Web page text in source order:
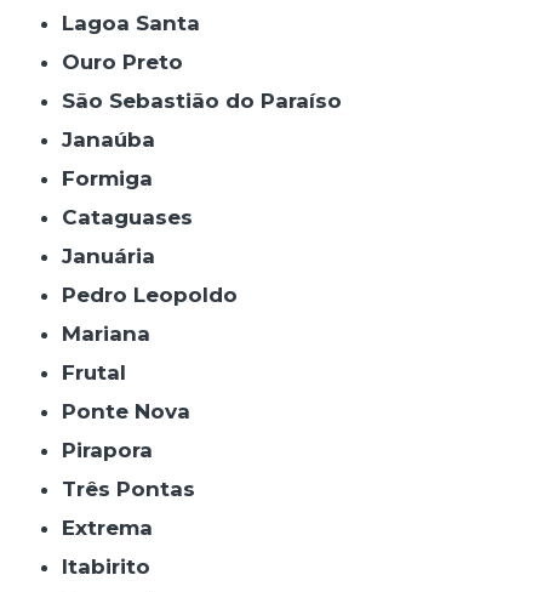
Lagoa Santa
Ouro Preto
São Sebastião do Paraíso
Janaúba
Formiga
Cataguases
Januária
Pedro Leopoldo
Mariana
Frutal
Ponte Nova
Pirapora
Três Pontas
Extrema
Itabirito